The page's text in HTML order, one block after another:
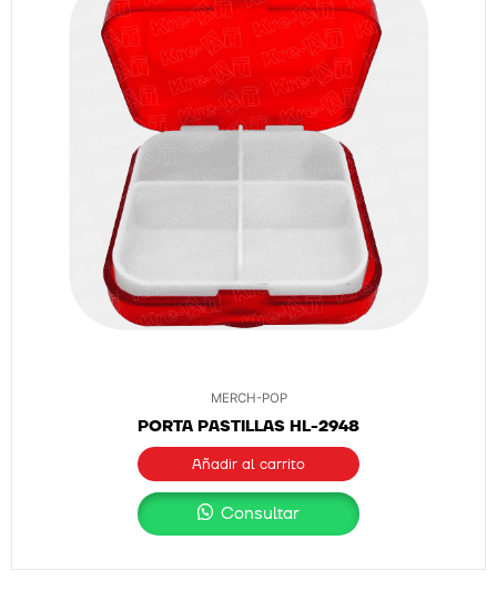
MERCH-POP
PORTA PASTILLAS HL-2948
Añadir al carrito
Consultar